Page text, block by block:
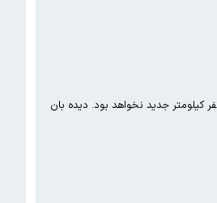
دریافت کنند. دیگر خبری از بنزین ۱۵۰۰ و ۳۰۰۰ تومانی برای خودروهای صفر کیلومتر جدید نخواهد بود. دیده بان